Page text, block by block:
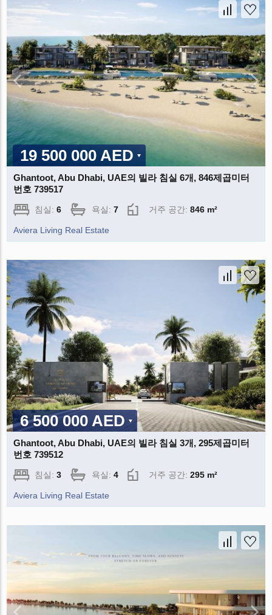
19 500 000 AED
Ghantoot, Abu Dhabi, UAE의 빌라 침실 6개, 846제곱미터
번호 739517
침실:6 욕실:7 거주 공간:846 m²
Aviera Living Real Estate
6 500 000 AED
Ghantoot, Abu Dhabi, UAE의 빌라 침실 3개, 295제곱미터
번호 739512
침실:3 욕실:4 거주 공간:295 m²
Aviera Living Real Estate